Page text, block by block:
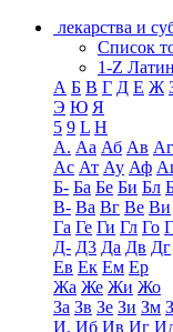
лекарства и
Список
1-Z
А Б В Г Д Е Ж
Э Ю Я
5 9 L H
А. Аа Аб Ав Аг
Ас Ат Ау Аф
Б- Ба Бе Би Бл
В- Ва Вг Ве Ви
Га Ге Ги Гл Го
Д- Д3 Да Дв Дг
Ев Ек Ем Ер
Жа Же Жи Жо
За Зв Зе Зи Зм
И. Иб Ив Иг